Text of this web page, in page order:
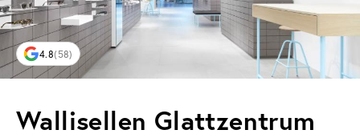
4.8(58)
Wallisellen Glattzentrum